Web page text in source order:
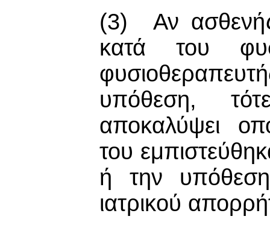
(3) Αν ασθενής
κατά του
υπόθεση,
αποκαλύψει
του
ή την
ιατρικού